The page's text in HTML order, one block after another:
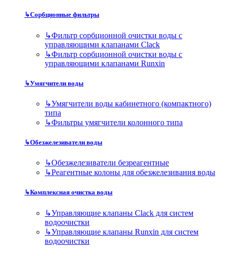
↳Сорбционные фильтры
↳Фильтр сорбционной очистки воды с
управляющими клапанами Clack
↳Фильтр сорбционной очистки воды с
управляющими клапанами Runxin
↳Умягчители воды
↳Умягчители воды кабинетного (компактного)
типа
↳Фильтры умягчители колонного типа
↳Обезжелезиватели воды
↳Обезжелезиватели безреагентные
↳Реагентные колоны для обезжелезивания воды
↳Комплексная очистка воды
↳Управляющие клапаны Clack для систем
водоочистки
↳Управляющие клапаны Runxin для систем
водоочистки